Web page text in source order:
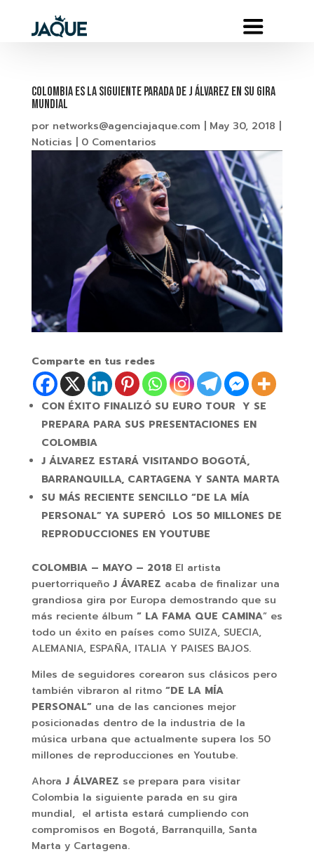
Colombia es la siguiente parada de J ÁLVAREZ en su gira
mundial
por networks@agenciajaque.com May 30, 2018
Noticias
0 Comentarios
Comparte en tus redes
CON ÉXITO FINALIZÓ SU EURO TOUR Y SE
PREPARA PARA SUS PRESENTACIONES EN
COLOMBIA
J ÁLVAREZ ESTARÁ VISITANDO BOGOTÁ,
BARRANQUILLA, CARTAGENA Y SANTA MARTA
SU MÁS RECIENTE SENCILLO “DE LA MÍA
PERSONAL” YA SUPERÓ LOS 50 MILLONES DE
REPRODUCCIONES EN YOUTUBE
COLOMBIA – MAYO – 2018El artista
puertorriqueño J ÁVAREZ acaba de finalizar una
grandiosa gira por Europa demostrando que su
más reciente álbum “ LA FAMA QUE CAMINA” es
todo un éxito en países como SUIZA, SUECIA,
ALEMANIA, ESPAÑA, ITALIA Y PAISES BAJOS.
Miles de seguidores corearon sus clásicos pero
también vibraron al ritmo “DE LA MÍA
PERSONAL”una de las canciones mejor
posicionadas dentro de la industria de la
música urbana que actualmente supera los 50
millones de reproducciones en Youtube.
Ahora J ÁLVAREZ se prepara para visitar
Colombia la siguiente parada en su gira
mundial, el artista estará cumpliendo con
compromisos en Bogotá, Barranquilla, Santa
Marta y Cartagena.